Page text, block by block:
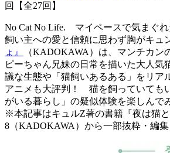
回【全27回】
No Cat No Life. マイペースで気まぐ
飼い主への愛と信頼に思わず胸がキュ
ょ』
（KADOKAWA）は、マンチカン
ピーちゃん兄妹の日常を描いた大人気
議な生態や「猫飼いあるある」をリア
アニメも大評判！ 猫を飼っていても
がいる暮らし」の疑似体験を楽しんで
※本記事はキュルZ著の書籍『夜は猫
8（KADOKAWA）から一部抜粋・編集